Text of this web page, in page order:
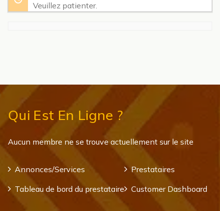
Veuillez patienter.
Qui Est En Ligne ?
Aucun membre ne se trouve actuellement sur le site
Annonces/Services
Prestataires
Tableau de bord du prestataire
Customer Dashboard